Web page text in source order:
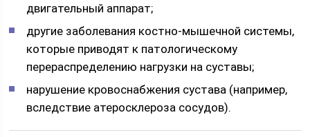
двигательный аппарат;
другие заболевания костно-мышечной системы,
которые приводят к патологическому
перераспределению нагрузки на суставы;
нарушение кровоснабжения сустава (например,
вследствие атеросклероза сосудов).